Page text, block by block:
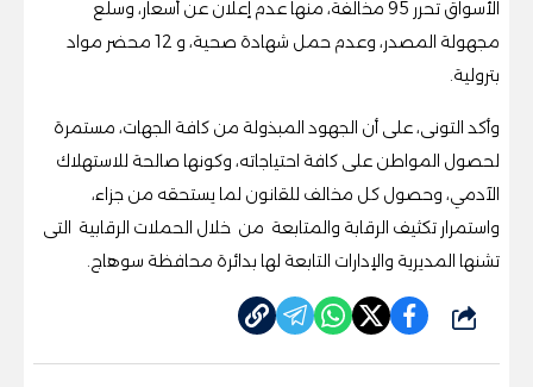
الأسواق تحرر 95 مخالفة، منها عدم إعلان عن أسعار، وسلع
مجهولة المصدر، وعدم حمل شهادة صحية، و 12 محضر مواد
بترولية.
وأكد التونى، على أن الجهود المبذولة من كافة الجهات، مستمرة
لحصول المواطن على كافة احتياجاته، وكونها صالحة للاستهلاك
الآدمي، وحصول كل مخالف للقانون لما يستحقه من جزاء،
واستمرار تكثيف الرقابة والمتابعة من خلال الحملات الرقابية التى
تشنها المديرية والإدارات التابعة لها بدائرة محافظة سوهاج.
شارك